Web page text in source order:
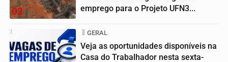
02
emprego para o Projeto UFN3...
GERAL
Veja as oportunidades disponíveis na
Casa do Trabalhador nesta sexta-